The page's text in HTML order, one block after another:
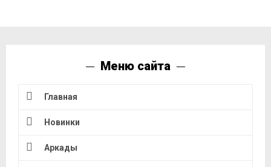
Меню сайта
Главная
Новинки
Аркады